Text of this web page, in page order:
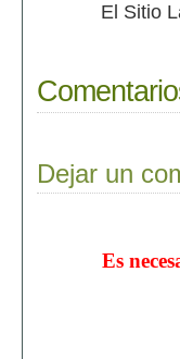
El Sitio
Dejar un
Es